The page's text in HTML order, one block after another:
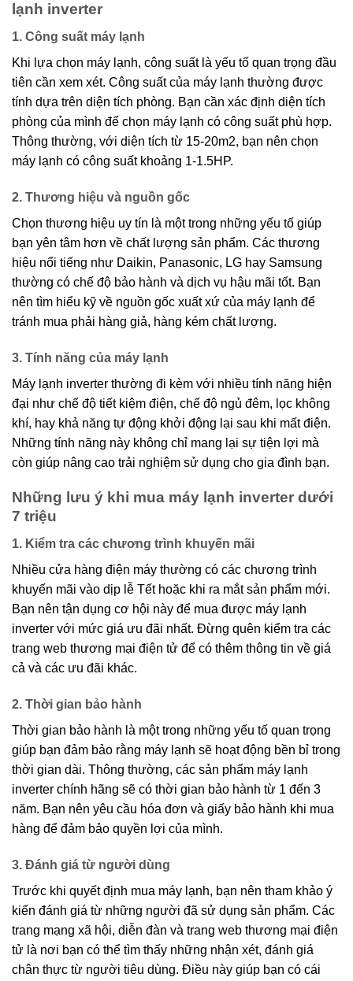
lạnh inverter
1. Công suất máy lạnh
Khi lựa chọn máy lạnh, công suất là yếu tố quan trọng đầu
tiên cần xem xét. Công suất của máy lạnh thường được
tính dựa trên diện tích phòng. Bạn cần xác định diện tích
phòng của mình để chọn máy lạnh có công suất phù hợp.
Thông thường, với diện tích từ 15-20m2, bạn nên chọn
máy lạnh có công suất khoảng 1-1.5HP.
2. Thương hiệu và nguồn gốc
Chọn thương hiệu uy tín là một trong những yếu tố giúp
bạn yên tâm hơn về chất lượng sản phẩm. Các thương
hiệu nổi tiếng như Daikin, Panasonic, LG hay Samsung
thường có chế độ bảo hành và dịch vụ hậu mãi tốt. Bạn
nên tìm hiểu kỹ về nguồn gốc xuất xứ của máy lạnh để
tránh mua phải hàng giả, hàng kém chất lượng.
3. Tính năng của máy lạnh
Máy lạnh inverter thường đi kèm với nhiều tính năng hiện
đại như chế độ tiết kiệm điện, chế độ ngủ đêm, lọc không
khí, hay khả năng tự động khởi động lại sau khi mất điện.
Những tính năng này không chỉ mang lại sự tiện lợi mà
còn giúp nâng cao trải nghiệm sử dụng cho gia đình bạn.
Những lưu ý khi mua máy lạnh inverter dưới
7 triệu
1. Kiểm tra các chương trình khuyến mãi
Nhiều cửa hàng điện máy thường có các chương trình
khuyến mãi vào dịp lễ Tết hoặc khi ra mắt sản phẩm mới.
Bạn nên tận dụng cơ hội này để mua được máy lạnh
inverter với mức giá ưu đãi nhất. Đừng quên kiểm tra các
trang web thương mại điện tử để có thêm thông tin về giá
cả và các ưu đãi khác.
2. Thời gian bảo hành
Thời gian bảo hành là một trong những yếu tố quan trọng
giúp bạn đảm bảo rằng máy lạnh sẽ hoạt động bền bỉ trong
thời gian dài. Thông thường, các sản phẩm máy lạnh
inverter chính hãng sẽ có thời gian bảo hành từ 1 đến 3
năm. Bạn nên yêu cầu hóa đơn và giấy bảo hành khi mua
hàng để đảm bảo quyền lợi của mình.
3. Đánh giá từ người dùng
Trước khi quyết định mua máy lạnh, bạn nên tham khảo ý
kiến đánh giá từ những người đã sử dụng sản phẩm. Các
trang mạng xã hội, diễn đàn và trang web thương mại điện
tử là nơi bạn có thể tìm thấy những nhận xét, đánh giá
chân thực từ người tiêu dùng. Điều này giúp bạn có cái